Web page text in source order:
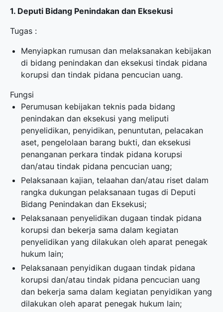
1. Deputi Bidang Penindakan dan Eksekusi
Tugas :
Menyiapkan rumusan dan melaksanakan kebijakan
di bidang penindakan dan eksekusi tindak pidana
korupsi dan tindak pidana pencucian uang.
Fungsi
Perumusan kebijakan teknis pada bidang
penindakan dan eksekusi yang meliputi
penyelidikan, penyidikan, penuntutan, pelacakan
aset, pengelolaan barang bukti, dan eksekusi
penanganan perkara tindak pidana korupsi
dan/atau tindak pidana pencucian uang;
Pelaksanaan kajian, telaahan dan/atau riset dalam
rangka dukungan pelaksanaan tugas di Deputi
Bidang Penindakan dan Eksekusi;
Pelaksanaan penyelidikan dugaan tindak pidana
korupsi dan bekerja sama dalam kegiatan
penyelidikan yang dilakukan oleh aparat penegak
hukum lain;
Pelaksanaan penyidikan dugaan tindak pidana
korupsi dan/atau tindak pidana pencucian uang
dan bekerja sama dalam kegiatan penyidikan yang
dilakukan oleh aparat penegak hukum lain;